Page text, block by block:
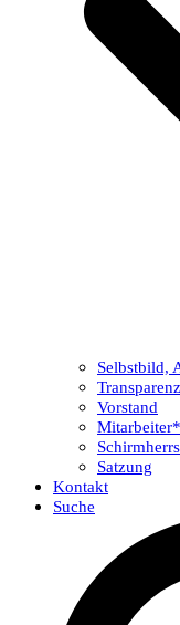
Selbstbild,
Transparenz
Vorstand
Satzung
Kontakt
Suche